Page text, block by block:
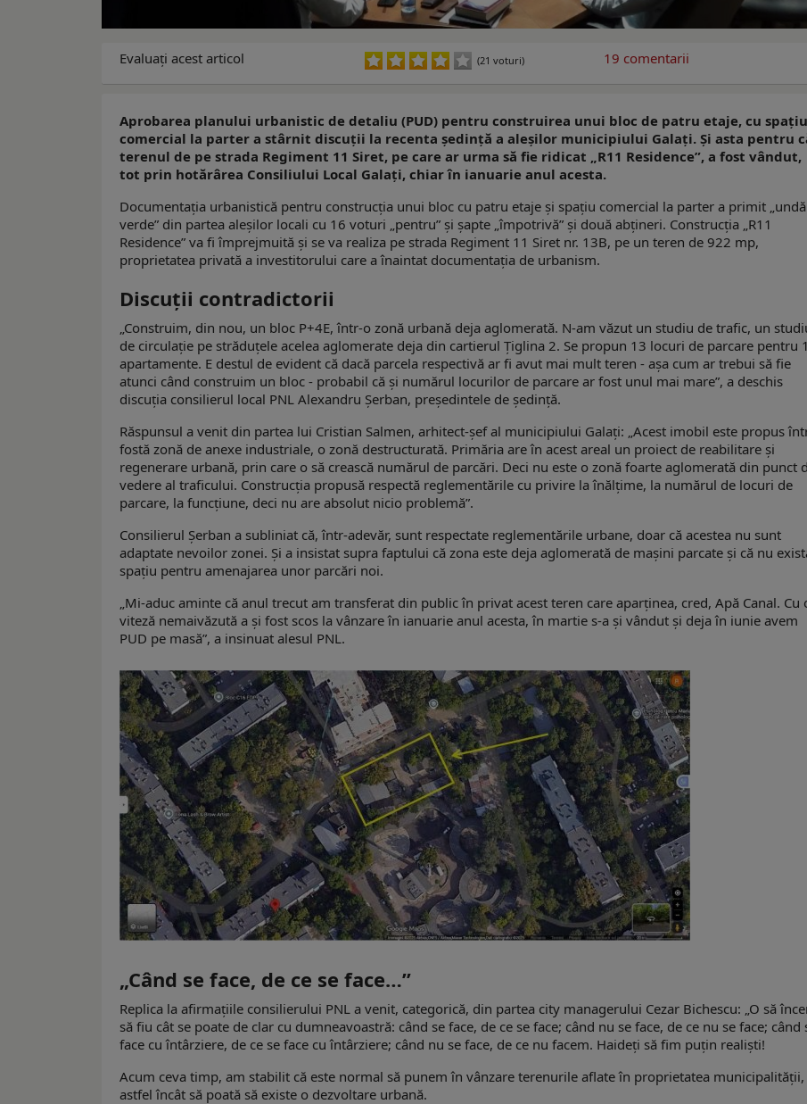
Evaluaţi acest articol (21 voturi) 19 comentarii
Aprobarea planului urbanistic de detaliu (PUD) pentru construirea unui bloc de patru etaje, cu spaţiu
comercial la parter a stârnit discuţii la recenta şedinţă a aleşilor municipiului Galaţi. Şi asta pentru
terenul de pe strada Regiment 11 Siret, pe care ar urma să fie ridicat „R11 Residence”, a fost vândut,
tot prin hotărârea Consiliului Local Galaţi, chiar în ianuarie anul acesta.
Documentaţia urbanistică pentru construcţia unui bloc cu patru etaje şi spaţiu comercial la parter a primit „undă
verde” din partea aleşilor locali cu 16 voturi „pentru” și şapte „împotrivă” şi două abţineri. Construcţia „R11
Residence” va fi împrejmuită şi se va realiza pe strada Regiment 11 Siret nr. 13B, pe un teren de 922 mp,
proprietatea privată a investitorului care a înaintat documentaţia de urbanism.
Discuţii contradictorii
„Construim, din nou, un bloc P+4E, într-o zonă urbană deja aglomerată. N-am văzut un studiu de trafic, un
de circulaţie pe străduţele acelea aglomerate deja din cartierul Ţiglina 2. Se propun 13 locuri de parcare pentru
apartamente. E destul de evident că dacă parcela respectivă ar fi avut mai mult teren - așa cum ar trebui să fie
atunci când construim un bloc - probabil că și numărul locurilor de parcare ar fost unul mai mare”, a deschis
discuţia consilierul local PNL Alexandru Şerban, preşedintele de şedinţă.
Răspunsul a venit din partea lui Cristian Salmen, arhitect-şef al municipiului Galaţi: „Acest imobil este propus
fostă zonă de anexe industriale, o zonă destructurată. Primăria are în acest areal un proiect de reabilitare și
regenerare urbană, prin care o să crească numărul de parcări. Deci nu este o zonă foarte aglomerată din punct
vedere al traficului. Construcția propusă respectă reglementările cu privire la înălțime, la numărul de locuri de
parcare, la funcțiune, deci nu are absolut nicio problemă”.
Consilierul Şerban a subliniat că, într-adevăr, sunt respectate reglementările urbane, doar că acestea nu sunt
adaptate nevoilor zonei. Şi a insistat supra faptului că zona este deja aglomerată de maşini parcate şi că nu
spaţiu pentru amenajarea unor parcări noi.
„Mi-aduc aminte că anul trecut am transferat din public în privat acest teren care aparţinea, cred, Apă Canal. Cu
viteză nemaivăzută a şi fost scos la vânzare în ianuarie anul acesta, în martie s-a şi vândut şi deja în iunie avem
PUD pe masă”, a insinuat alesul PNL.
„Când se face, de ce se face…”
Replica la afirmaţiile consilierului PNL a venit, categorică, din partea city managerului Cezar Bichescu: „O să
să fiu cât se poate de clar cu dumneavoastră: când se face, de ce se face; când nu se face, de ce nu se face; când
face cu întârziere, de ce se face cu întârziere; când nu se face, de ce nu facem. Haideți să fim puțin realiști!
Acum ceva timp, am stabilit că este normal să punem în vânzare terenurile aflate în proprietatea municipalității,
astfel încât să poată să existe o dezvoltare urbană.